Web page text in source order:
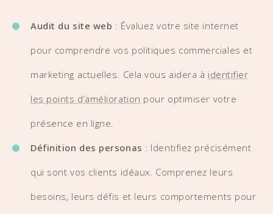
Audit du site web : Évaluez votre site internet
pour comprendre vos politiques commerciales et
marketing actuelles. Cela vous aidera à identifier
les points d’amélioration pour optimiser votre
présence en ligne.
Définition des personas : Identifiez précisément
qui sont vos clients idéaux. Comprenez leurs
besoins, leurs défis et leurs comportements pour